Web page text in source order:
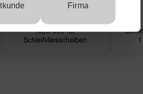
KLINGSPOR Haftstützteller
NDS 555 für
Schleifvliesscheiben
Firma